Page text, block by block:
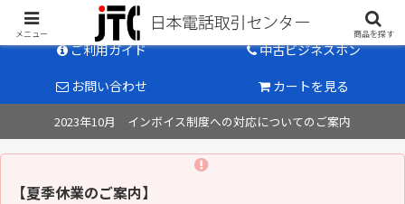
中古ビジネスホン販売のパイオニア
ご利用ガイド
中古ビジネスホン
お問い合わせ
カートを見る
2023年10月 インボイス制度への対応についてのご案内
【夏季休業のご案内】
メニュー 商品を探す